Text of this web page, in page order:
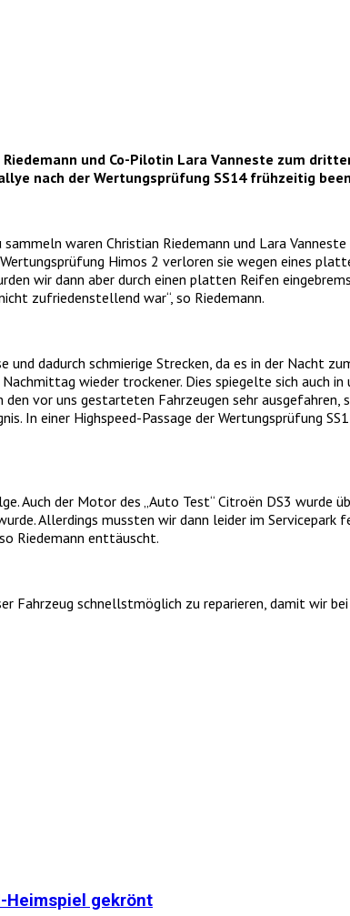
und Co-Pilotin Lara Vanneste zum
nach der Wertungsprüfung SS14 frühzeitig
waren Christian Riedemann und Lara
Himos 2 verloren sie wegen eines
wir dann aber durch einen platten Reifen
zufriedenstellend war“, so Riedemann.
dadurch schmierige Strecken, da es in der Nacht
wieder trockener. Dies spiegelte sich auch
vor uns gestarteten Fahrzeugen sehr ausgefahren,
In einer Highspeed-Passage der Wertungsprüfung
Auch der Motor des „Auto Test“ Citroën DS3 wurde
Allerdings mussten wir dann leider im
Riedemann enttäuscht.
Fahrzeug schnellstmöglich zu reparieren, damit wir
Heimspiel gekrönt